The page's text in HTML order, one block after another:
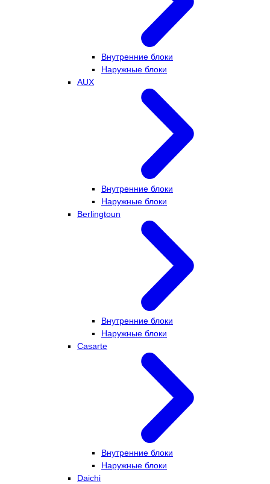
Внутренние блоки
Наружные блоки
AUX
Внутренние блоки
Наружные блоки
Berlingtoun
Внутренние блоки
Наружные блоки
Casarte
Внутренние блоки
Наружные блоки
Daichi